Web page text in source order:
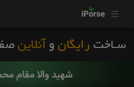
شهید والا مقام